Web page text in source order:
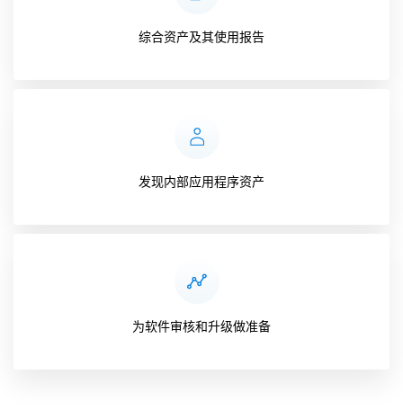
综合资产及其使用报告
发现内部应用程序资产
为软件审核和升级做准备